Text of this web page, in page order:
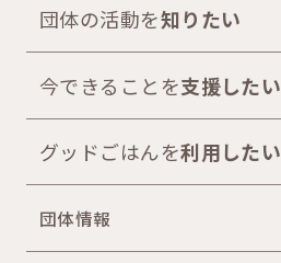
団体の活動を知りたい
今できることを支援したい
グッドごはんを利用したい
団体情報